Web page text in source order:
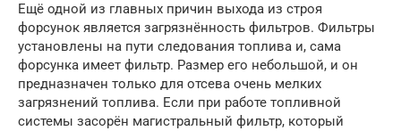
Ещё одной из главных причин выхода из строя
форсунок является загрязнённость фильтров. Фильтры
установлены на пути следования топлива и, сама
форсунка имеет фильтр. Размер его небольшой, и он
предназначен только для отсева очень мелких
загрязнений топлива. Если при работе топливной
системы засорён магистральный фильтр, который